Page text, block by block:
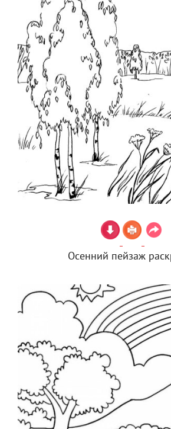
Осенний пейзаж